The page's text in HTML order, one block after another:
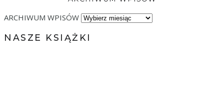
ARCHIWUM WPISÓW
NASZE KSIĄŻKI